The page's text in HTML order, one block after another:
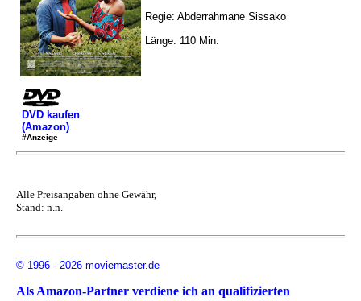
Regie: Abderrahmane Sissako
Länge: 110 Min.
DVD kaufen
(Amazon)
#Anzeige
Alle Preisangaben ohne Gewähr,
Stand: n.n.
© 1996 - 2026 moviemaster.de
Als Amazon-Partner verdiene ich an qualifizierten